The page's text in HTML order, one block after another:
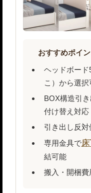
おすすめポイン
ヘッドボー
こ）から選択
BOX構造引
付け替え対応
引き出し反
専用金具で床
結可能
搬入・開梱